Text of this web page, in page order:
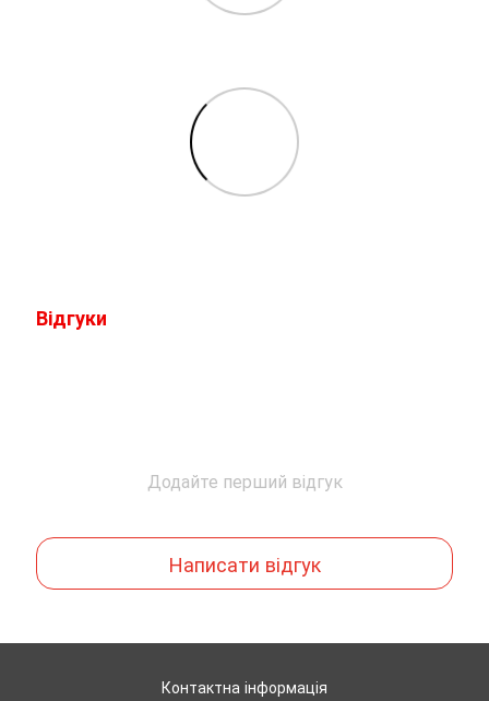
Відгуки
Додайте перший відгук
Написати відгук
Контактна інформація